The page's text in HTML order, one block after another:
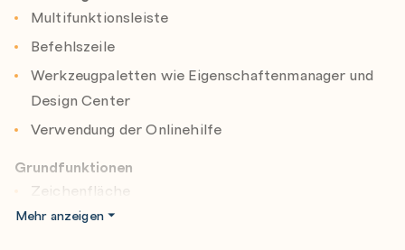
mitbringen.
Multifunktionsleiste
Befehlszeile
Werkzeugpaletten wie Eigenschaftenmanager und
Design Center
Verwendung der Onlinehilfe
Grundfunktionen
Zeichenfläche
Maßeinheiten
Mehr anzeigen